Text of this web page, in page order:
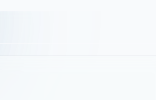
VER EN PANTALLA COMPLETA